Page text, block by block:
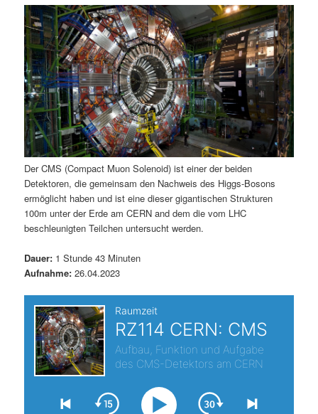
ä
r
e
n
I
n
h
l
t
s
p
n
d
ä
r
e
n
I
h
a
l
t
n
a
v
i
g
a
t
i
o
n
Der CMS (Compact Muon Solenoid) ist einer der beiden
Detektoren, die gemeinsam den Nachweis des Higgs-Bosons
ermöglicht haben und ist eine dieser gigantischen Strukturen
100m unter der Erde am CERN and dem die vom LHC
beschleunigten Teilchen untersucht werden.
Dauer: 1 Stunde 43 Minuten
Aufnahme: 26.04.2023